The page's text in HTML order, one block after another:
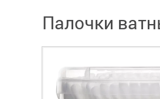
Палочки